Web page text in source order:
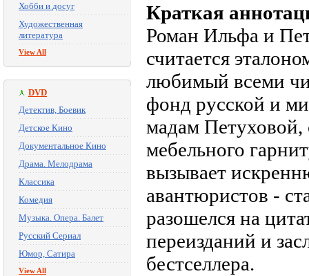
Хобби и досуг
Художественная
литература
View All
DVD
Детектив, Боевик
Детское Кино
Документальное Кино
Драма. Мелодрама
Классика
Комедия
Музыка. Опера. Балет
Русский Сериал
Юмор, Сатира
View All
Краткая
Роман Ильфа и
считается
любимый всеми
фонд русской и
мадам Петуховой,
мебельного
вызывает
авантюристов -
разошелся на
переизданий и
бестселлера.